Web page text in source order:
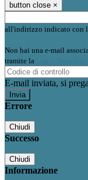
button close ×
all'indirizzo indicato con
Non hai una e-mail
tramite la
E-mail inviata, si
Errore
Chiudi
Successo
Chiudi
Informazione